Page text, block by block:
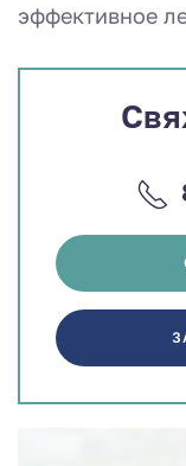
эффективное